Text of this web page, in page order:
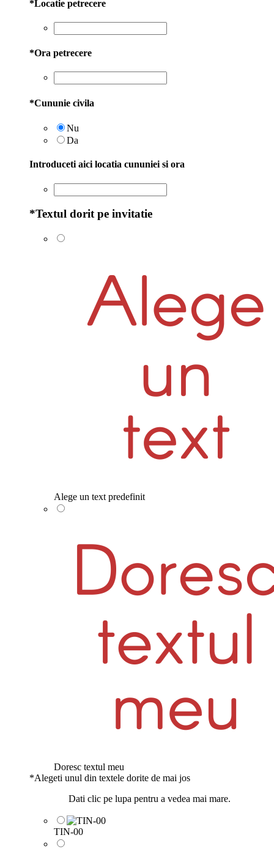
*Locatie petrecere
*Ora petrecere
*Cununie civila
Nu
Da
Introduceti aici locatia cununiei si ora
*Textul dorit pe invitatie
Alege un text predefinit
Doresc textul meu
*Alegeti unul din textele dorite de mai jos
Dati clic pe lupa pentru a vedea mai mare.
TIN-00